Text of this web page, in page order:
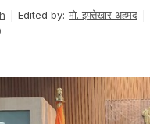
Edited by: मो. इफ्तेखार अहमद